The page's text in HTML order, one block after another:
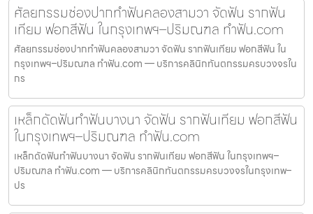
ศัลยกรรมช่องปากทำฟันคลองสามวา จัดฟัน รากฟัน
เทียม ฟอกสีฟัน ในกรุงเทพฯ–ปริมณฑล ทำฟัน.com
ศัลยกรรมช่องปากทำฟันคลองสามวา จัดฟัน รากฟันเทียม ฟอกสีฟัน ใน
กรุงเทพฯ–ปริมณฑล ทำฟัน.com — บริการคลินิกทันตกรรมครบวงจรใน
กร
เหล็กดัดฟันทำฟันบางนา จัดฟัน รากฟันเทียม ฟอกสีฟัน
ในกรุงเทพฯ–ปริมณฑล ทำฟัน.com
เหล็กดัดฟันทำฟันบางนา จัดฟัน รากฟันเทียม ฟอกสีฟัน ในกรุงเทพฯ–
ปริมณฑล ทำฟัน.com — บริการคลินิกทันตกรรมครบวงจรในกรุงเทพ–
ปร